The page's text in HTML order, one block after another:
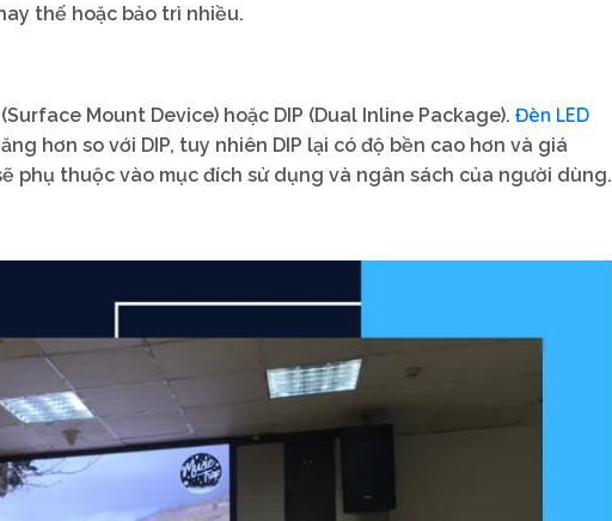
thế hoặc bảo trì nhiều.
Mount Device) hoặc DIP (Dual Inline Package). Đèn LED
hơn so với DIP, tuy nhiên DIP lại có độ bền cao hơn và giá
phụ thuộc vào mục đích sử dụng và ngân sách của người dùng.